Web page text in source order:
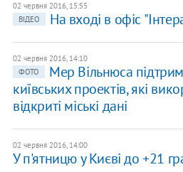
02 червня 2016, 15:55
ВІДЕО
На вході в офіс
02 червня 2016, 14:10
ФОТО
Мер Вільнюса
київських проектів, які
відкриті міські дані
02 червня 2016, 14:00
У п'ятницю у Києві до +21